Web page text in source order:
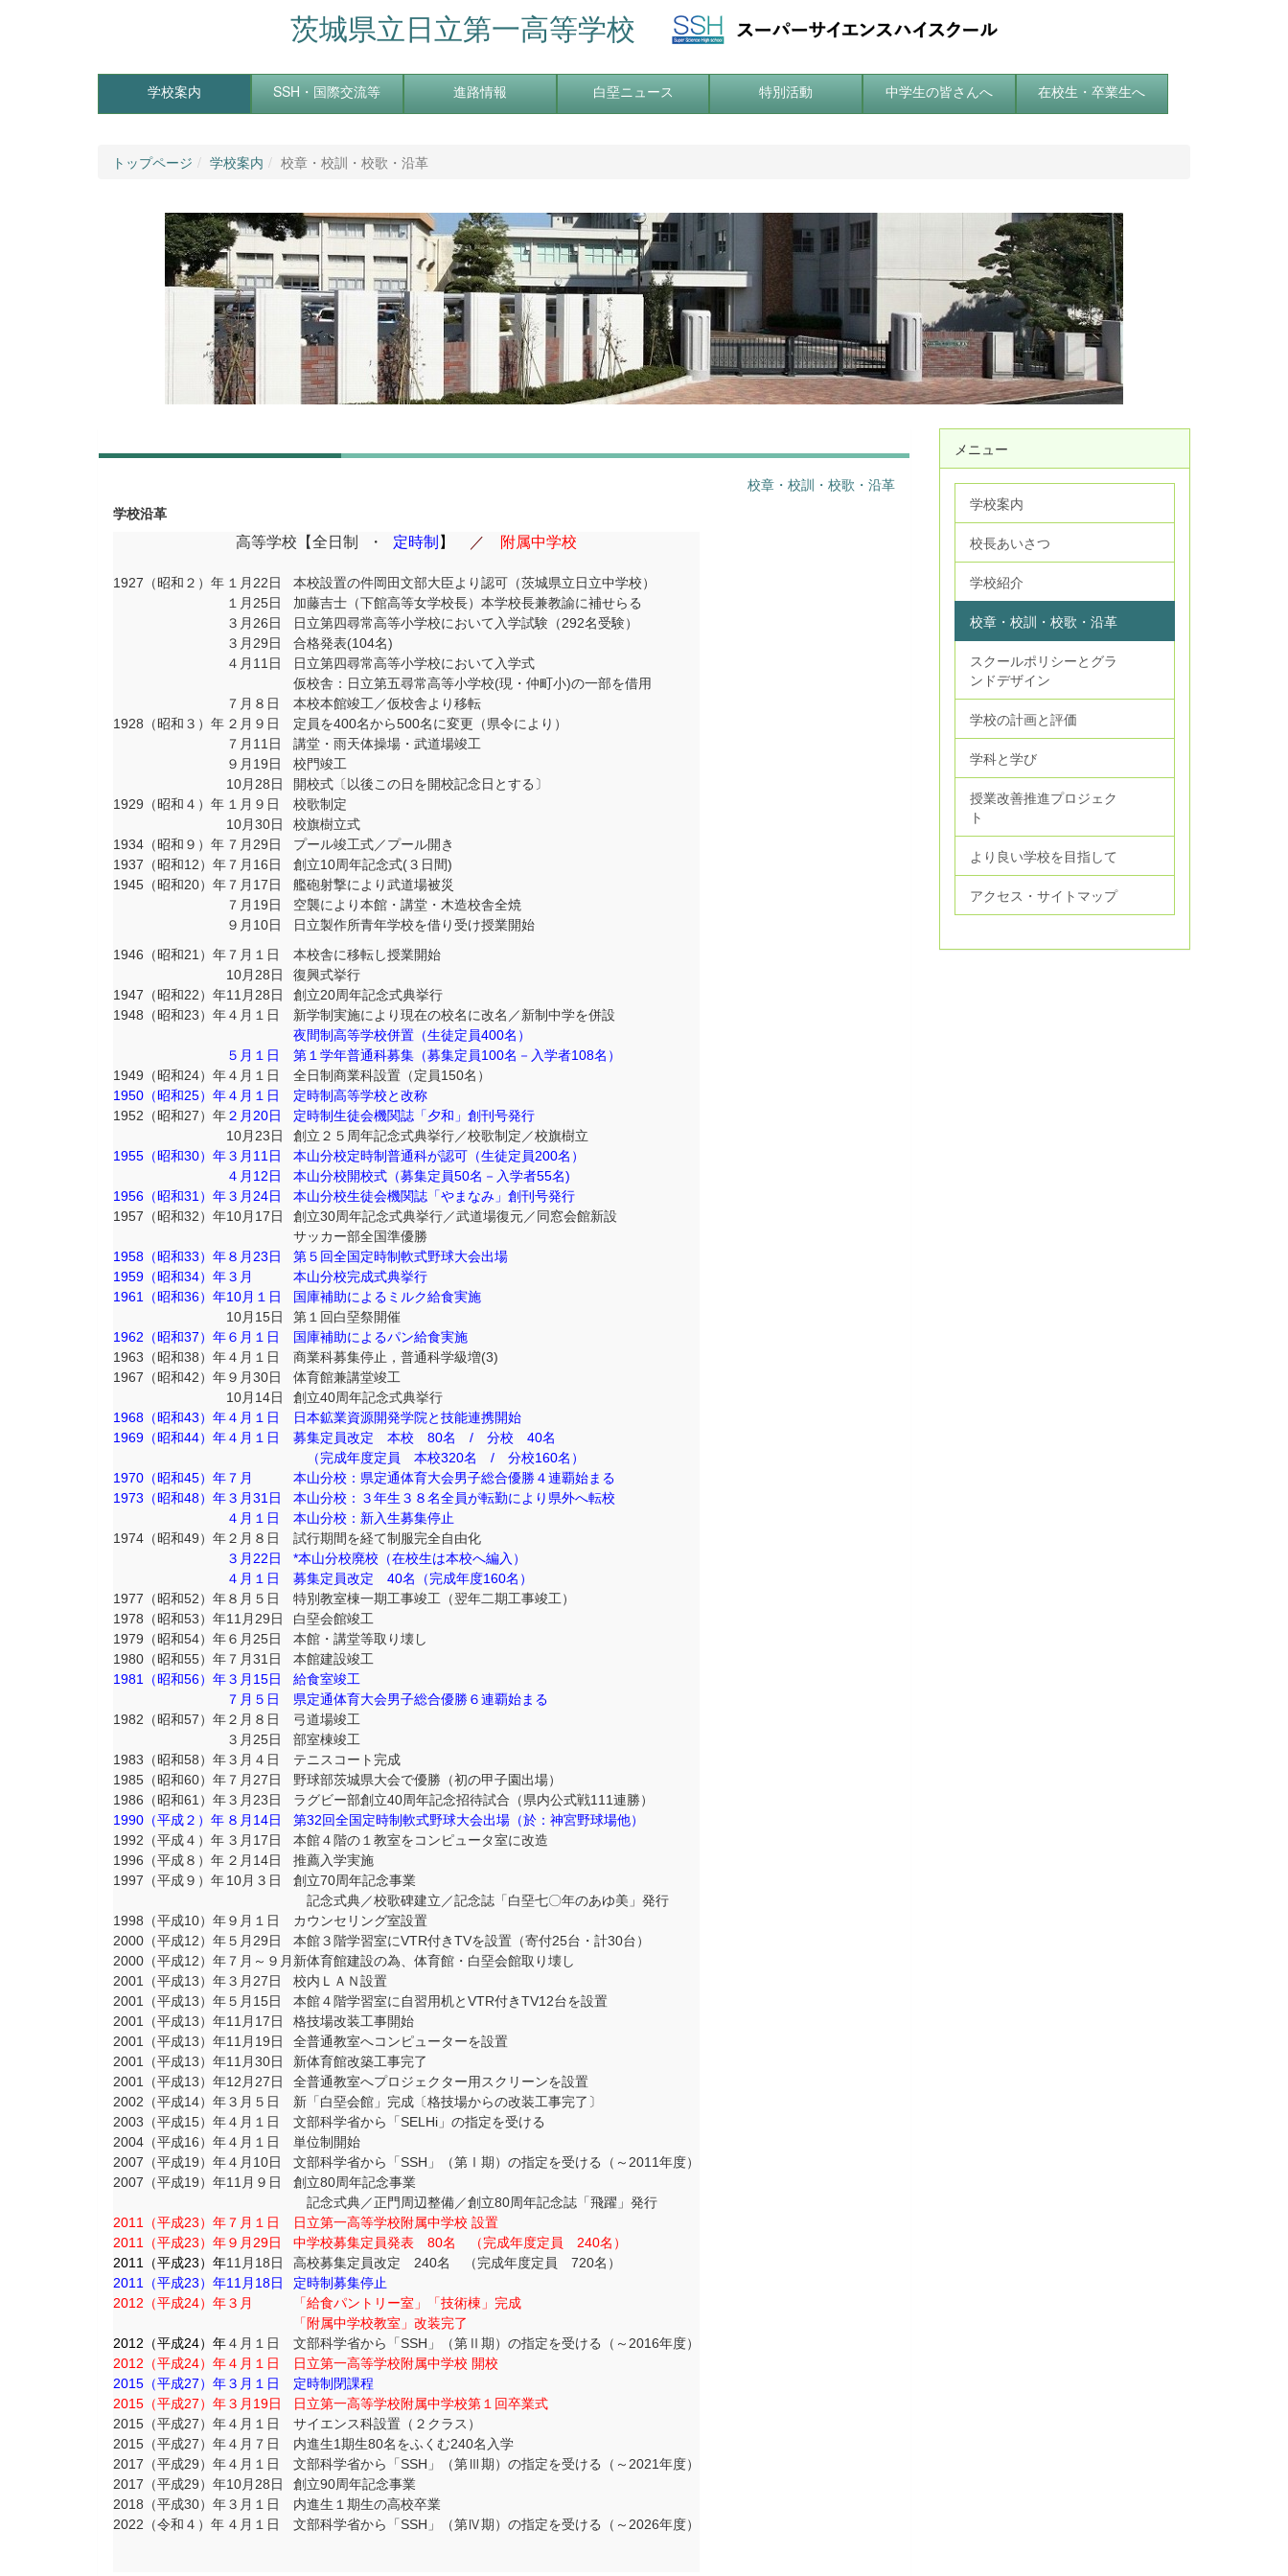
茨城県立日立第一高等学校
学校案内 SSH・国際交流等 進路情報 白堊ニュース 特別活動 中学生の皆さんへ 在校生・卒業生へ
トップページ 学校案内 校章・校訓・校歌・沿革
校章・校訓・校歌・沿革
学校沿革
高等学校【全日制 ・ 定時制 】 ／ 附属中学校
1927（昭和２）年 １月22日
本校設置の件岡田文部大臣より認可（茨城県立日立中学校）
１月25日
加藤吉士（下館高等女学校長）本学校長兼教諭に補せらる
３月26日
日立第四尋常高等小学校において入学試験（292名受験）
３月29日
合格発表(104名)
４月11日
日立第四尋常高等小学校において入学式
仮校舎：日立第五尋常高等小学校(現・仲町小)の一部を借用
７月８日
本校本館竣工／仮校舎より移転
1928（昭和３）年 ２月９日
定員を400名から500名に変更（県令により）
７月11日
講堂・雨天体操場・武道場竣工
９月19日
校門竣工
10月28日
開校式〔以後この日を開校記念日とする〕
1929（昭和４）年 １月９日
校歌制定
10月30日
校旗樹立式
1934（昭和９）年 ７月29日
プール竣工式／プール開き
1937（昭和12）年 ７月16日
創立10周年記念式(３日間)
1945（昭和20）年 ７月17日
艦砲射撃により武道場被災
７月19日
空襲により本館・講堂・木造校舎全焼
９月10日
日立製作所青年学校を借り受け授業開始
1946（昭和21）年 ７月１日
本校舎に移転し授業開始
10月28日
復興式挙行
1947（昭和22）年11月28日
創立20周年記念式典挙行
1948（昭和23）年４月１日
新学制実施により現在の校名に改名／新制中学を併設
夜間制高等学校併置（生徒定員400名）
５月１日
第１学年普通科募集（募集定員100名－入学者108名）
1949（昭和24）年４月１日
全日制商業科設置（定員150名）
1950（昭和25）年４月１日
定時制高等学校と改称
1952（昭和27）年２月20日
定時制生徒会機関誌「夕和」創刊号発行
10月23日
創立２５周年記念式典挙行／校歌制定／校旗樹立
1955（昭和30）年３月11日
本山分校定時制普通科が認可（生徒定員200名）
４月12日
本山分校開校式（募集定員50名－入学者55名)
1956（昭和31）年３月24日
本山分校生徒会機関誌「やまなみ」創刊号発行
1957（昭和32）年10月17日
創立30周年記念式典挙行／武道場復元／同窓会館新設
サッカー部全国準優勝
1958（昭和33）年８月23日
第５回全国定時制軟式野球大会出場
1959（昭和34）年３月
本山分校完成式典挙行
1961（昭和36）年10月１日
国庫補助によるミルク給食実施
10月15日
第１回白堊祭開催
1962（昭和37）年６月１日
国庫補助によるパン給食実施
1963（昭和38）年４月１日
商業科募集停止，普通科学級増(3)
1967（昭和42）年９月30日
体育館兼講堂竣工
10月14日
創立40周年記念式典挙行
1968（昭和43）年４月１日
日本鉱業資源開発学院と技能連携開始
1969（昭和44）年４月１日
募集定員改定 本校 80名 / 分校 40名
（完成年度定員 本校320名 / 分校160名）
1970（昭和45）年 ７月
本山分校：県定通体育大会男子総合優勝４連覇始まる
1973（昭和48）年３月31日
本山分校：３年生３８名全員が転勤により県外へ転校
４月１日
本山分校：新入生募集停止
1974（昭和49）年２月８日
試行期間を経て制服完全自由化
３月22日
*本山分校廃校（在校生は本校へ編入）
４月１日
募集定員改定 40名（完成年度160名）
1977（昭和52）年８月５日
特別教室棟一期工事竣工（翌年二期工事竣工）
1978（昭和53）年11月29日
白堊会館竣工
1979（昭和54）年６月25日
本館・講堂等取り壊し
1980（昭和55）年 ７月31日
本館建設竣工
1981（昭和56）年３月15日
給食室竣工
７月５日
県定通体育大会男子総合優勝６連覇始まる
1982（昭和57）年２月８日
弓道場竣工
３月25日
部室棟竣工
1983（昭和58）年３月４日
テニスコート完成
1985（昭和60）年 ７月27日
野球部茨城県大会で優勝（初の甲子園出場）
1986（昭和61）年３月23日
ラグビー部創立40周年記念招待試合（県内公式戦111連勝）
1990（平成２）年 ８月14日
第32回全国定時制軟式野球大会出場（於：神宮野球場他）
1992（平成４）年 ３月17日
本館４階の１教室をコンピュータ室に改造
1996（平成８）年 ２月14日
推薦入学実施
1997（平成９）年10月３日
創立70周年記念事業
記念式典／校歌碑建立／記念誌「白堊七〇年のあゆ美」発行
1998（平成10）年９月１日
カウンセリング室設置
2000（平成12）年５月29日
本館３階学習室にVTR付きTVを設置（寄付25台・計30台）
2000（平成12）年 ７月～９月 新体育館建設の為、体育館・白堊会館取り壊し
2001（平成13）年３月27日
校内ＬＡＮ設置
2001（平成13）年５月15日
本館４階学習室に自習用机とVTR付きTV12台を設置
2001（平成13）年11月17日
格技場改装工事開始
2001（平成13）年11月19日
全普通教室へコンピューターを設置
2001（平成13）年11月30日
新体育館改築工事完了
2001（平成13）年12月27日
全普通教室へプロジェクター用スクリーンを設置
2002（平成14）年３月５日
新「白堊会館」完成〔格技場からの改装工事完了〕
2003（平成15）年４月１日
文部科学省から「SELHi」の指定を受ける
2004（平成16）年４月１日
単位制開始
2007（平成19）年４月10日
文部科学省から「SSH」（第Ⅰ期）の指定を受ける（～2011年度）
2007（平成19）年11月９日
創立80周年記念事業
記念式典／正門周辺整備／創立80周年記念誌「飛躍」発行
2011（平成23）年 ７月１日
日立第一高等学校附属中学校 設置
2011（平成23）年９月29日
中学校募集定員発表 80名 （完成年度定員 240名）
2011（平成23）年11月18日
高校募集定員改定 240名 （完成年度定員 720名）
2011（平成23）年11月18日
定時制募集停止
2012（平成24）年３月
「給食パントリー室」「技術棟」完成
「附属中学校教室」改装完了
2012（平成24）年４月１日
文部科学省から「SSH」（第Ⅱ期）の指定を受ける（～2016年度）
2012（平成24）年４月１日
日立第一高等学校附属中学校 開校
2015（平成27）年３月１日
定時制閉課程
2015（平成27）年３月19日
日立第一高等学校附属中学校第１回卒業式
2015（平成27）年４月１日
サイエンス科設置（２クラス）
2015（平成27）年４月７日
内進生1期生80名をふくむ240名入学
2017（平成29）年４月１日
文部科学省から「SSH」（第Ⅲ期）の指定を受ける（～2021年度）
2017（平成29）年10月28日
創立90周年記念事業
2018（平成30）年３月１日
内進生１期生の高校卒業
2022（令和４）年 ４月１日 文部科学省から「SSH」（第Ⅳ期）の指定を受ける（～2026年度）
メニュー
学校案内
校長あいさつ
学校紹介
校章・校訓・校歌・沿革
スクールポリシーとグラ
ンドデザイン
学校の計画と評価
学科と学び
授業改善推進プロジェク
ト
より良い学校を目指して
アクセス・サイトマップ